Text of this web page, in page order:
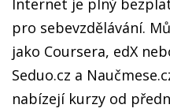
Internet je plný
pro sebevzdělávání.
jako Coursera, edX
Seduo.cz a
nabízejí kurzy od